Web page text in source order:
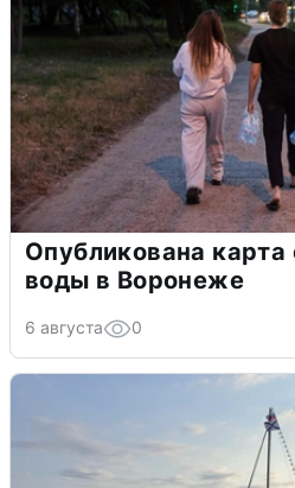
Опубликована карта
воды в Воронеже
6 августа 0